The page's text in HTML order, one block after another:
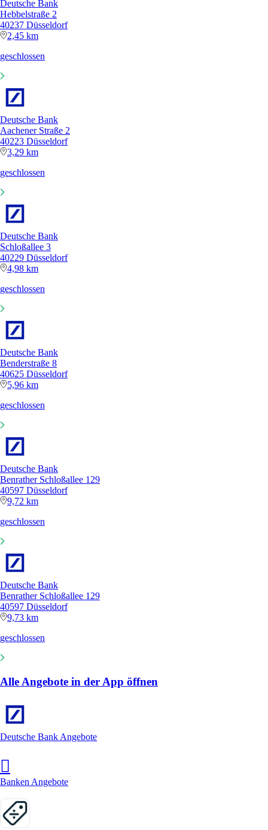
Deutsche Bank
Hebbelstraße 2
40237 Düsseldorf
2,45 km
geschlossen
Deutsche Bank
Aachener Straße 2
40223 Düsseldorf
3,29 km
geschlossen
Deutsche Bank
Schloßallee 3
40229 Düsseldorf
4,98 km
geschlossen
Deutsche Bank
Benderstraße 8
40625 Düsseldorf
5,96 km
geschlossen
Deutsche Bank
Benrather Schloßallee 129
40597 Düsseldorf
9,72 km
geschlossen
Deutsche Bank
Benrather Schloßallee 129
40597 Düsseldorf
9,73 km
geschlossen
Alle Angebote in der App öffnen
Deutsche Bank Angebote
Banken Angebote